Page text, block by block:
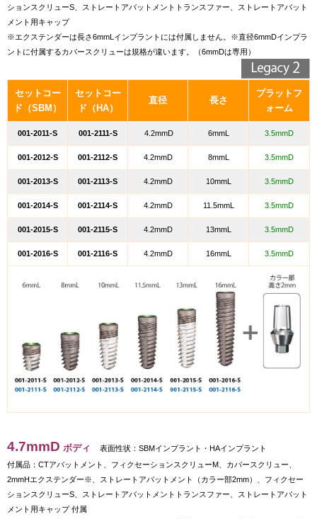
ションスクリューS、ストレートアバットメントトランスファー、ストレートアバット
メント用キャップ
※エクステンダーは長さ6mmLインプラントには付属しません。※直径6mmDインプラ
ントに付属するカバースクリューは規格が違います。（6mmDは専用）
セットコー
ド（SBM）
セットコー
ド（HA）
直径 長さ
プラットフ
ォーム
001-2011-S 001-2111-S 4.2mmD 6mmL 3.5mmD
001-2012-S 001-2112-S 4.2mmD 8mmL 3.5mmD
001-2013-S 001-2113-S 4.2mmD 10mmL 3.5mmD
001-2014-S 001-2114-S 4.2mmD 11.5mmL 3.5mmD
001-2015-S 001-2115-S 4.2mmD 13mmL 3.5mmD
001-2016-S 001-2116-S 4.2mmD 16mmL 3.5mmD
4.7mmD ボディ
表面性状：SBMインプラント・HAインプラント
付属品：CTアバットメント、フィクセーションスクリューM、カバースクリュー、
2mmHエクステンダー※、ストレートアバットメント（カラー部2mm）、フィクセー
ションスクリューS、ストレートアバットメントトランスファー、ストレートアバット
メント用キャップ 付属